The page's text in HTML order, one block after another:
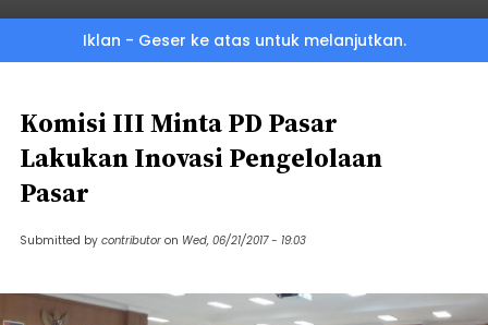
Iklan - Geser ke atas untuk melanjutkan.
Komisi III Minta PD Pasar
Lakukan Inovasi Pengelolaan
Pasar
Submitted by contributor on Wed, 06/21/2017 - 19:03